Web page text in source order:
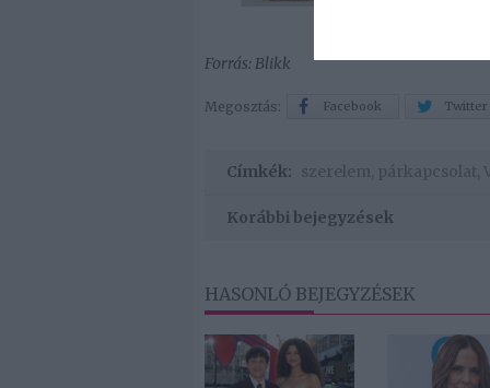
Forrás: Blikk
Megosztás: Facebook Twitter
Címkék: szerelem párkapcsolat
Korábbi bejegyzések
HASONLÓ BEJEGYZÉSEK